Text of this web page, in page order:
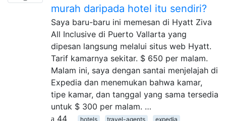
murah daripada hotel itu sendiri?
Saya baru-baru ini memesan di Hyatt Ziva
All Inclusive di Puerto Vallarta yang
dipesan langsung melalui situs web Hyatt.
Tarif kamarnya sekitar. $ 650 per malam.
Malam ini, saya dengan santai menjelajah di
Expedia dan menemukan bahwa kamar,
tipe kamar, dan tanggal yang sama tersedia
untuk $ 300 per malam. …
44
hotels travel-agents expedia